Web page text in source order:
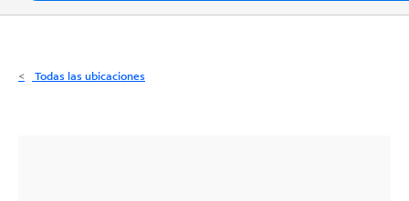
Internet
Todas las ubicaciones